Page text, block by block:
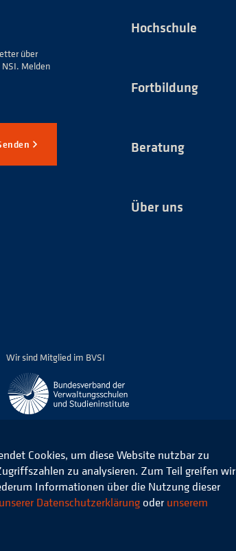
über
Melden
Hochschule
Fortbildung
Beratung
Über uns
Wir sind Mitglied im BVSI
Verwaltung e.V. Datenschutz
Cookies, um diese Website nutzbar zu
zu analysieren. Zum Teil greifen wir
Informationen über die Nutzung dieser
unserer Datenschutzerklärung oder unserem